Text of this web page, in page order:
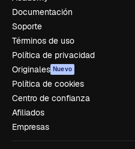
Documentación
Soporte
Términos de uso
Política de privacidad
Originales Nuevo
Política de cookies
Centro de confianza
Afiliados
Empresas